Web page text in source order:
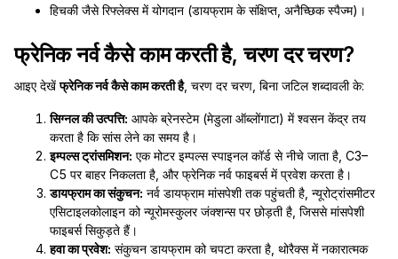
हिचकी जैसे रिफ्लेक्स में योगदान (डायफ्राम के संक्षिप्त, अनैच्छिक स्पैज्म)।
फ्रेनिक नर्व कैसे काम करती है, चरण दर चरण?
आइए देखेंफ्रेनिक नर्व कैसे काम करती है, चरण दर चरण, बिना जटिल शब्दावली के:
सिग्नल की उत्पत्ति: आपके ब्रेनस्टेम (मेडुला ऑब्लोंगाटा) में श्वसन केंद्र तय
करता है कि सांस लेने का समय है।
इम्पल्स ट्रांसमिशन: एक मोटर इम्पल्स स्पाइनल कॉर्ड से नीचे जाता है, C3–
C5 पर बाहर निकलता है, और फ्रेनिक नर्व फाइबर्स में प्रवेश करता है।
डायफ्राम का संकुचन: नर्व डायफ्राम मांसपेशी तक पहुंचती है, न्यूरोट्रांसमीटर
एसिटाइलकोलाइन को न्यूरोमस्कुलर जंक्शन्स पर छोड़ती है, जिससे मांसपेशी
फाइबर्स सिकुड़ते हैं।
हवा का प्रवेश: संकुचन डायफ्राम को चपटा करता है, थोरैक्स में नकारात्मक